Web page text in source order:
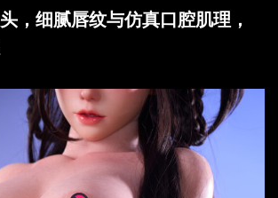
，细腻唇纹与仿真口腔肌理，